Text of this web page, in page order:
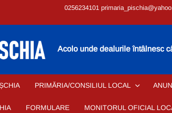
0256234101
Acolo unde dealurile întâlnesc
PRIMĂRIA/CONSILIUL LOCAL
FORMULARE MONITORUL OFICIAL